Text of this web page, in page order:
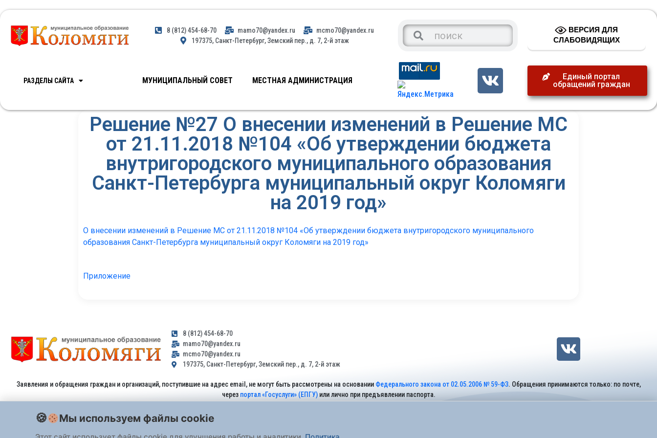
8 (812) 454-68-70 mamo70@yandex.ru
mcmo70@yandex.ru
197375, Санкт-Петербург, Земский пер., д. 7, 2-й этаж
ВЕРСИЯ ДЛЯ
СЛАБОВИДЯЩИХ
РАЗДЕЛЫ САЙТА МУНИЦИПАЛЬНЫЙ СОВЕТ МЕСТНАЯ АДМИНИСТРАЦИЯ
Единый портал
обращений граждан
Решение №27 О внесении изменений в Решение МС
от 21.11.2018 №104 «Об утверждении бюджета
внутригородского муниципального образования
Санкт-Петербурга муниципальный округ Коломяги
на 2019 год»
О внесении изменений в Решение МС от 21.11.2018 №104 «Об утверждении бюджета внутригородского муниципального
образования Санкт-Петербурга муниципальный округ Коломяги на 2019 год»
Приложение
8 (812) 454-68-70
mamo70@yandex.ru
mcmo70@yandex.ru
197375, Санкт-Петербург, Земский пер., д. 7, 2-й этаж
Заявления и обращения граждан и организаций, поступившие на адрес email, не могут быть рассмотрены на основании Федерального закона от 02.05.2006 № 59-ФЗ. Обращения принимаются только: по почте,
через портал «Госуслуги» (ЕПГУ)или лично при предъявлении паспорта.
Мы используем файлы cookie